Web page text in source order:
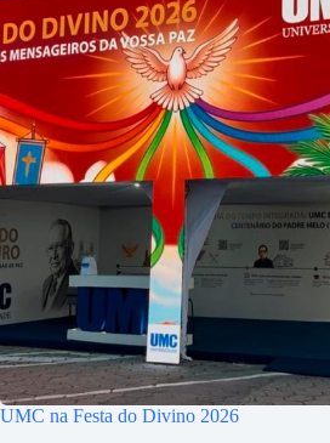
UMC na Festa do Divino 2026